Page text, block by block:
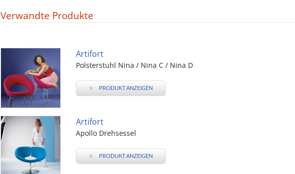
Verwandte Produkte
Artifort
Polsterstuhl Nina / Nina C / Nina D
» PRODUKT ANZEIGEN
Artifort
Apollo Drehsessel
» PRODUKT ANZEIGEN